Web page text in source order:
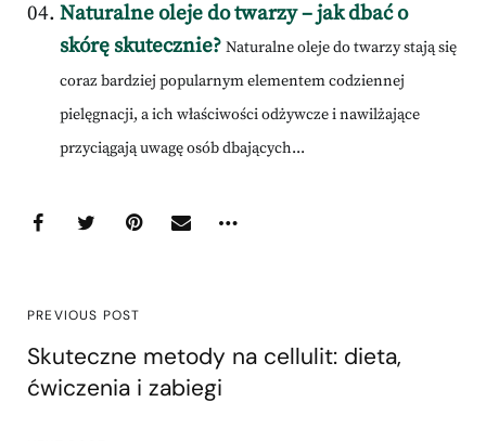
Naturalne oleje do twarzy – jak dbać o
skórę skutecznie? Naturalne oleje do twarzy stają się
coraz bardziej popularnym elementem codziennej
pielęgnacji, a ich właściwości odżywcze i nawilżające
przyciągają uwagę osób dbających...
PREVIOUS POST
Skuteczne metody na cellulit: dieta,
ćwiczenia i zabiegi